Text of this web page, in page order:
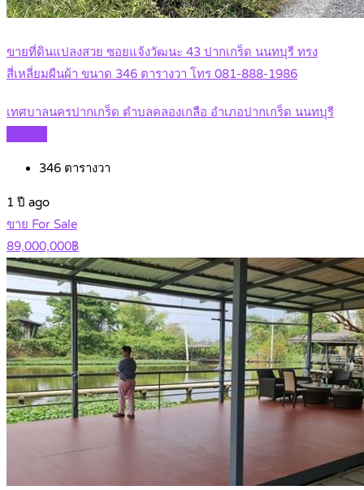
ขายที่ดินแปลงสวย ซอยแจ้งวัฒนะ 43 ปากเกร็ด นนทบุรี ทรง
สี่เหลี่ยมผืนผ้า ขนาด 346 ตารางวา โทร 081-888-1986
เทศบาลนครปากเกร็ด ตำบลคลองเกลือ อำเภอปากเกร็ด นนทบุรี
346 ตารางวา
1 ปี ago
ขาย For Sale
89,000,000฿